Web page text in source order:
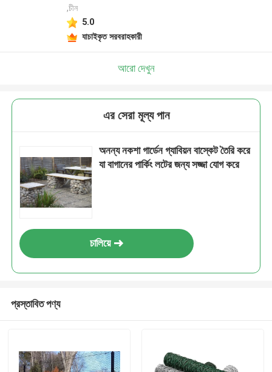
,চীন
5.0
যাচাইকৃত সরবরাহকারী
আরো দেখুন
এর সেরা মূল্য পান
অনন্য নকশা গার্ডেন গ্যাবিয়ন বাস্কেট তৈরি করে
যা বাগানের পার্কিং লটের জন্য সজ্জা যোগ করে
চালিয়ে
প্রস্তাবিত পণ্য